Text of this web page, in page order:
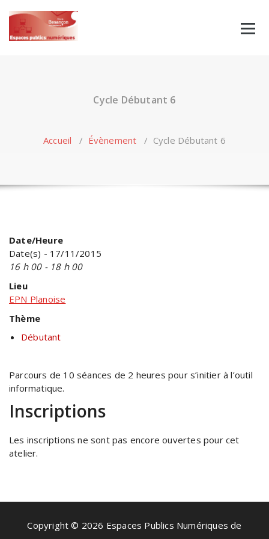
content
Cycle Débutant 6
Accueil / Évènement / Cycle Débutant 6
Date/Heure
Date(s) - 17/11/2015
16 h 00 - 18 h 00
Lieu
EPN Planoise
Thème
Débutant
Parcours de 10 séances de 2 heures pour s’initier à l’outil
informatique.
Inscriptions
Les inscriptions ne sont pas encore ouvertes pour cet
atelier.
Copyright © 2026 Espaces Publics Numériques de